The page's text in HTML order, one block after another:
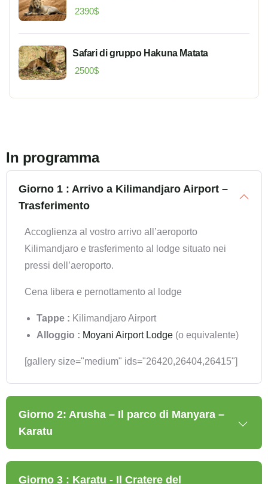
2390$
Safari di gruppo Hakuna Matata
2500$
In programma
Giorno 1 : Arrivo a Kilimandjaro Airport –
Trasferimento
Accoglienza al vostro arrivo all’aeroporto
Kilimandjaro e trasferimento al lodge situato nei
pressi dell’aeroporto.
Cena libera e pernottamento al lodge
Tappe : Kilimandjaro Airport
Alloggio : Moyani Airport Lodge (o equivalente)
[gallery size="medium" ids="26420,26404,26415"]
Giorno 2: Arusha – Il parco di Manyara –
Karatu
Giorno 3 : Karatu - Il Cratere del